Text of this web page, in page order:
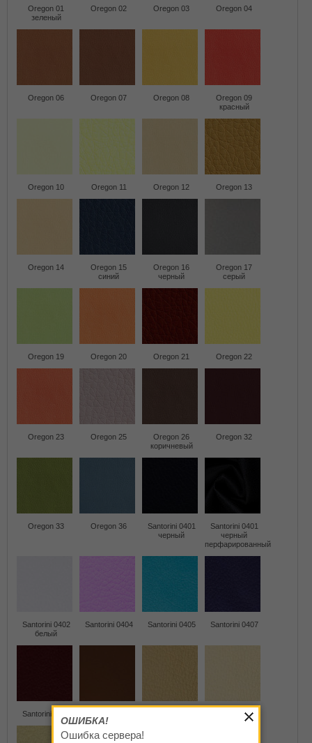
Oregon 01
зеленый
Oregon 02 Oregon 03 Oregon 04
Oregon 06 Oregon 07 Oregon 08
Oregon 09
красный
Oregon 10 Oregon 11 Oregon 12 Oregon 13
Oregon 14
Oregon 15
синий
Oregon 16
черный
Oregon 17
серый
Oregon 19 Oregon 20 Oregon 21 Oregon 22
Oregon 23 Oregon 25
Oregon 26
коричневый
Oregon 32
Oregon 33 Oregon 36
Santorini 0401
черный
Santorini 0401
черный
перфарированный
Santorini 0402
белый
Santorini 0404 Santorini 0405 Santorini 0407
Santorini 0411 Santorini 0414
ОШИБКА!
Ошибка сервера!